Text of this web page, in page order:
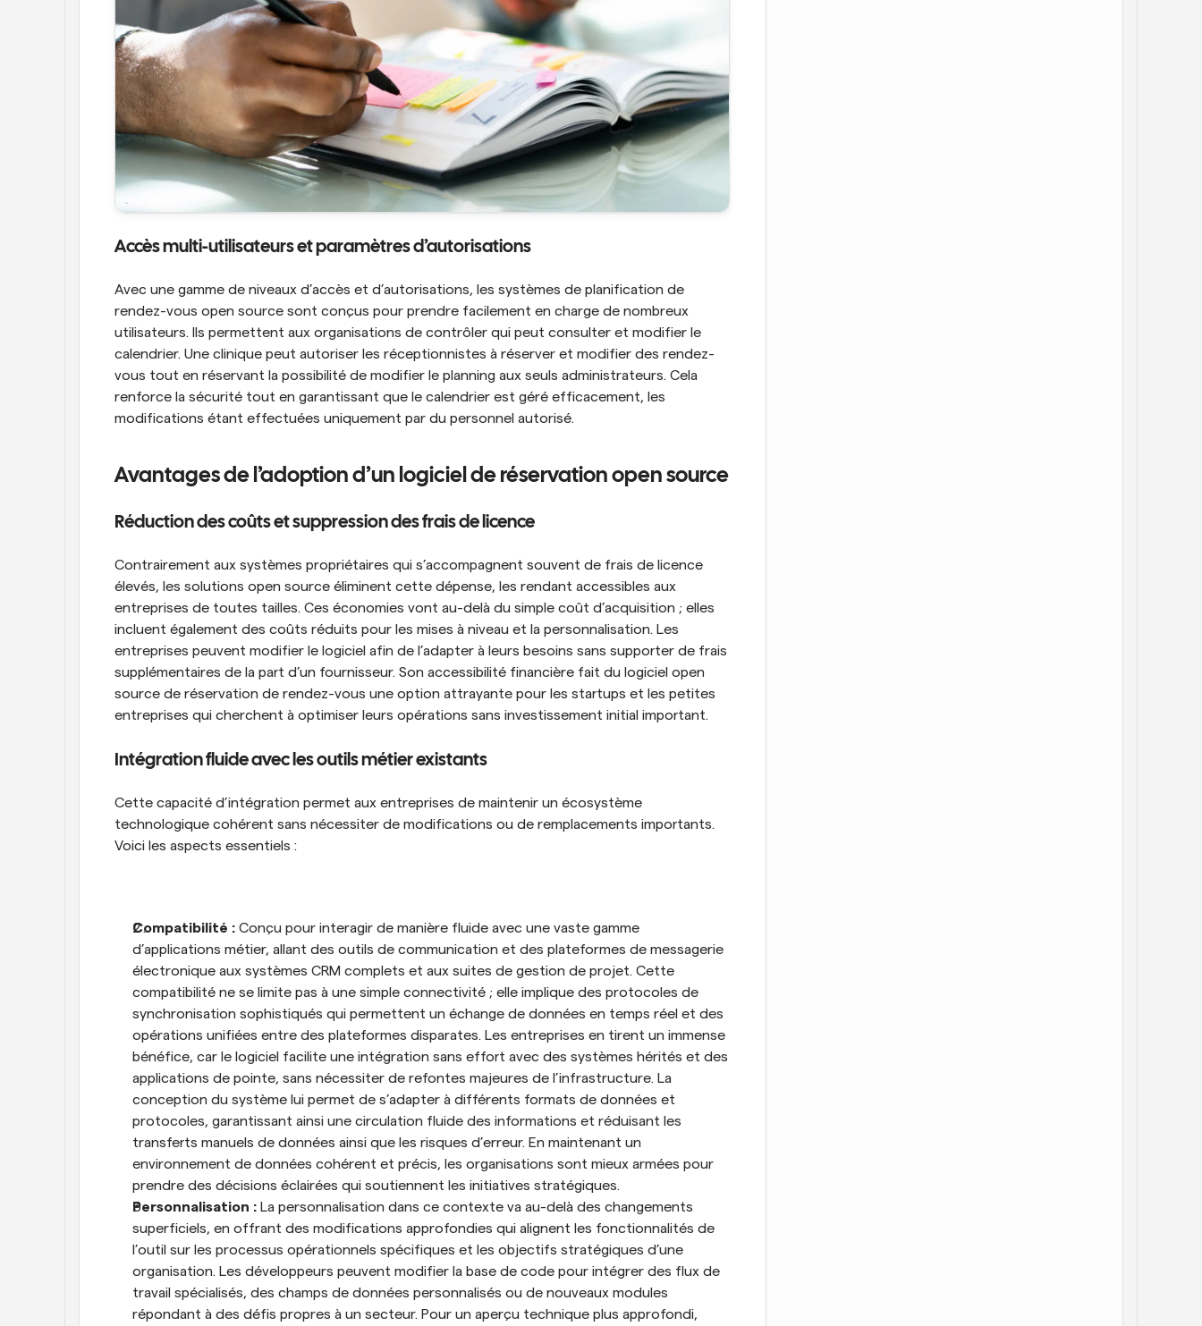
Accès multi-utilisateurs et paramètres d’autorisations
Avec une gamme de niveaux d’accès et d’autorisations, les systèmes de planification de
rendez-vous open source sont conçus pour prendre facilement en charge de nombreux
utilisateurs. Ils permettent aux organisations de contrôler qui peut consulter et modifier le
calendrier. Une clinique peut autoriser les réceptionnistes à réserver et modifier des rendez-
vous tout en réservant la possibilité de modifier le planning aux seuls administrateurs. Cela
renforce la sécurité tout en garantissant que le calendrier est géré efficacement, les
modifications étant effectuées uniquement par du personnel autorisé.
Avantages de l’adoption d’un logiciel de réservation open source
Réduction des coûts et suppression des frais de licence
Contrairement aux systèmes propriétaires qui s’accompagnent souvent de frais de licence
élevés, les solutions open source éliminent cette dépense, les rendant accessibles aux
entreprises de toutes tailles. Ces économies vont au-delà du simple coût d’acquisition ; elles
incluent également des coûts réduits pour les mises à niveau et la personnalisation. Les
entreprises peuvent modifier le logiciel afin de l’adapter à leurs besoins sans supporter de frais
supplémentaires de la part d’un fournisseur. Son accessibilité financière fait du logiciel open
source de réservation de rendez-vous une option attrayante pour les startups et les petites
entreprises qui cherchent à optimiser leurs opérations sans investissement initial important.
Intégration fluide avec les outils métier existants
Cette capacité d’intégration permet aux entreprises de maintenir un écosystème
technologique cohérent sans nécessiter de modifications ou de remplacements importants.
Voici les aspects essentiels :
Compatibilité : Conçu pour interagir de manière fluide avec une vaste gamme
d’applications métier, allant des outils de communication et des plateformes de messagerie
électronique aux systèmes CRM complets et aux suites de gestion de projet. Cette
compatibilité ne se limite pas à une simple connectivité ; elle implique des protocoles de
synchronisation sophistiqués qui permettent un échange de données en temps réel et des
opérations unifiées entre des plateformes disparates. Les entreprises en tirent un immense
bénéfice, car le logiciel facilite une intégration sans effort avec des systèmes hérités et des
applications de pointe, sans nécessiter de refontes majeures de l’infrastructure. La
conception du système lui permet de s’adapter à différents formats de données et
protocoles, garantissant ainsi une circulation fluide des informations et réduisant les
transferts manuels de données ainsi que les risques d’erreur. En maintenant un
environnement de données cohérent et précis, les organisations sont mieux armées pour
prendre des décisions éclairées qui soutiennent les initiatives stratégiques.
Personnalisation : La personnalisation dans ce contexte va au-delà des changements
superficiels, en offrant des modifications approfondies qui alignent les fonctionnalités de
l’outil sur les processus opérationnels spécifiques et les objectifs stratégiques d’une
organisation. Les développeurs peuvent modifier la base de code pour intégrer des flux de
travail spécialisés, des champs de données personnalisés ou de nouveaux modules
répondant à des défis propres à un secteur. Pour un aperçu technique plus approfondi,